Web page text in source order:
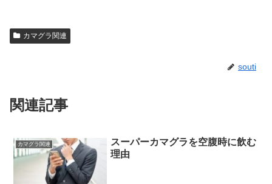
カマグラ関連
souti
関連記事
カマグラ関連
スーパーカマグラを空腹時に飲む
理由